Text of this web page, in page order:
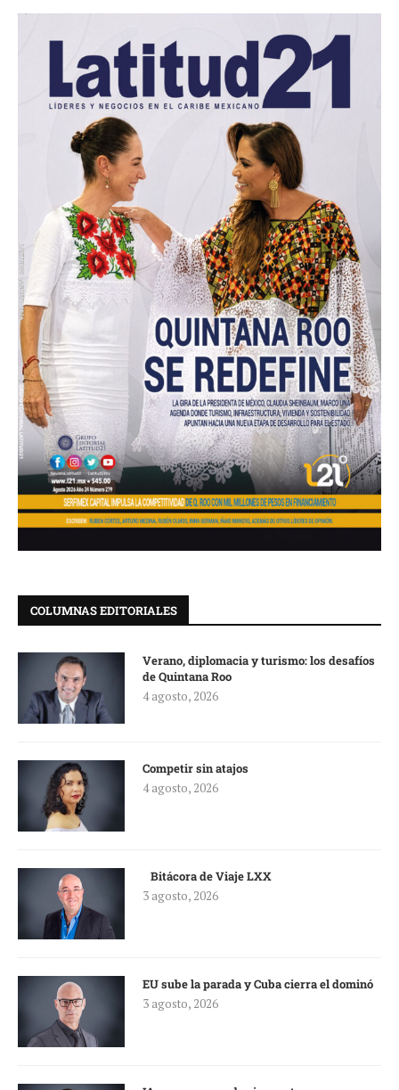
COLUMNAS EDITORIALES
Verano, diplomacia y turismo: los desafíos
de Quintana Roo
4 agosto, 2026
Competir sin atajos
4 agosto, 2026
Bitácora de Viaje LXX
3 agosto, 2026
EU sube la parada y Cuba cierra el dominó
3 agosto, 2026